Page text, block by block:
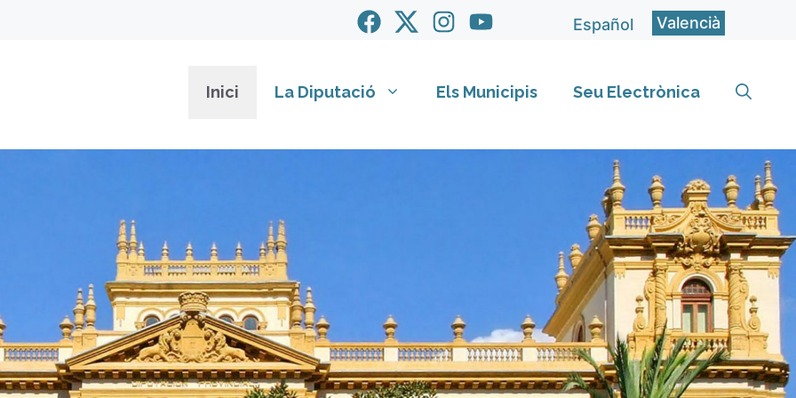
Español Valencià
Inici La Diputació Els Municipis Seu Electrònica